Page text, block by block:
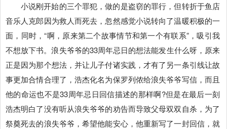
小说刚开始的三个罪犯，做的是盗窃的罪行，但转折于鱼店
音乐人克郎因为救人而死去，忽然感觉小说转向了温暖积极的一
面，同时，“啊，原来第二个故事情节和第一个有联系”，吸引我
不想放下书。浪失爷爷的33周年忌日的想法能发生什么呀，原来
正是因为那个想法，并让儿子付诸实践，才有了另一条引线让故
事更加合情合理了，浩杰化名为保罗列侬给浪失爷爷写信，而且
他的命运也不是33周年忌日回信描述的那样啊?但是在最后一刻
浩杰明白了没有听从浪失爷爷的劝告而导致父母双双自杀，为了
祭奠死去的浪失爷爷，希望他能安心，他重新写了一封回信，就